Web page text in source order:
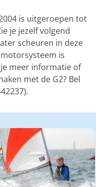
is uitgeroepen tot
je jezelf volgend
scheuren in deze
is
je meer informatie of
met de G2? Bel